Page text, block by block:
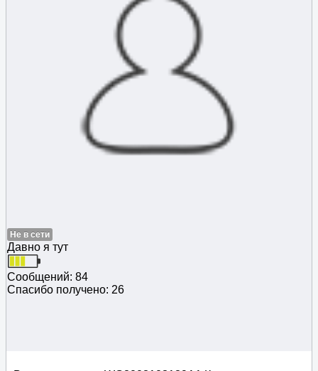
Не в сети
Давно я тут
Сообщений: 84
Спасибо получено: 26